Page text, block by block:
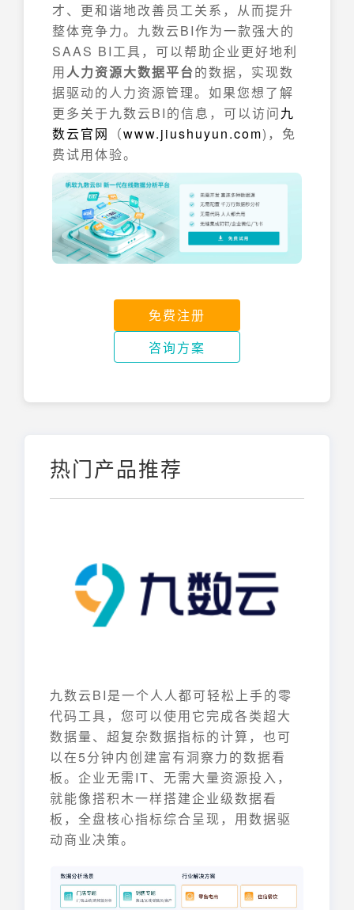
才、更和谐地改善员工关系，从而提升
整体竞争力。九数云BI作为一款强大的
SAAS BI工具，可以帮助企业更好地利
用人力资源大数据平台的数据，实现数
据驱动的人力资源管理。如果您想了解
更多关于九数云BI的信息，可以访问九
数云官网
（www.jiushuyun.com)，免
费试用体验。
免费注册
咨询方案
热门产品推荐
九数云BI是一个人人都可轻松上手的零
代码工具，您可以使用它完成各类超大
数据量、超复杂数据指标的计算，也可
以在5分钟内创建富有洞察力的数据看
板。企业无需IT、无需大量资源投入，
就能像搭积木一样搭建企业级数据看
板，全盘核心指标综合呈现，用数据驱
动商业决策。